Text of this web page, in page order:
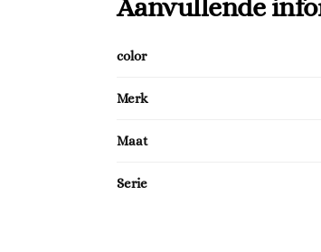
Aanvullende
color
Merk
Maat
Serie